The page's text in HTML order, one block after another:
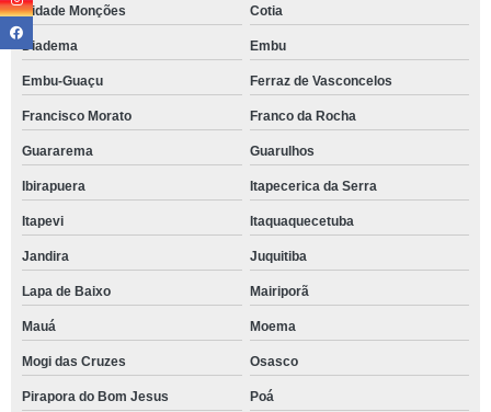
Cidade Monções Cotia
Diadema Embu
Embu-Guaçu Ferraz de Vasconcelos
Francisco Morato Franco da Rocha
Guararema Guarulhos
Ibirapuera Itapecerica da Serra
Itapevi Itaquaquecetuba
Jandira Juquitiba
Lapa de Baixo Mairiporã
Mauá Moema
Mogi das Cruzes Osasco
Pirapora do Bom Jesus Poá